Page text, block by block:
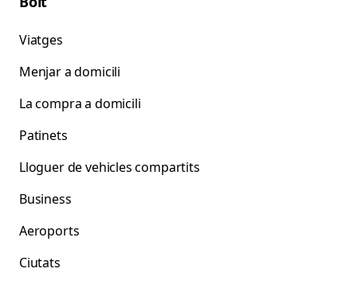
Viatges
Menjar a domicili
La compra a domicili
Patinets
Lloguer de vehicles compartits
Business
Aeroports
Ciutats